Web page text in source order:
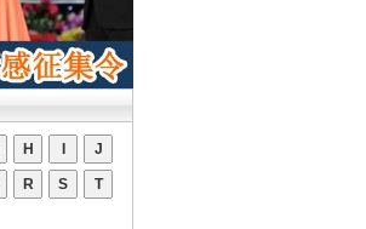
H J
R S T